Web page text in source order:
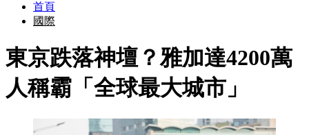
首頁
國際
東京跌落神壇？雅加達4200萬
人稱霸「全球最大城市」